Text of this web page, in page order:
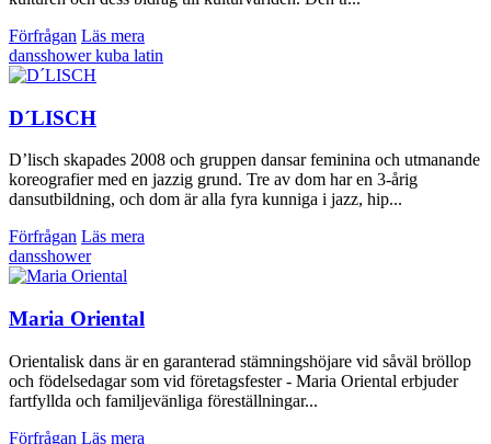
Förfrågan Läs mera
dansshowerkuba latin
D´LISCH
D’lisch skapades 2008 och gruppen dansar feminina och utmanande
koreografier med en jazzig grund. Tre av dom har en 3-årig
dansutbildning, och dom är alla fyra kunniga i jazz, hip...
Förfrågan Läs mera
dansshower
Maria Oriental
Orientalisk dans är en garanterad stämningshöjare vid såväl bröllop
och födelsedagar som vid företagsfester - Maria Oriental erbjuder
fartfyllda och familjevänliga föreställningar...
Förfrågan Läs mera